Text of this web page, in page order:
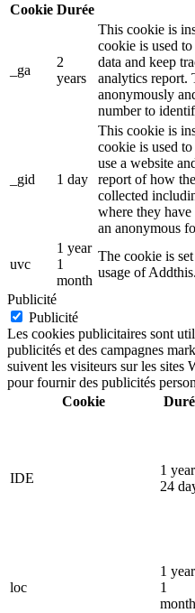
Cookie Durée
_ga
2
years
This cookie is
cookie is used
data and keep
analytics report.
anonymously
number to
_gid 1 day
This cookie is
cookie is used
use a website
report of how
collected
where they
an anonymous
uvc
1 year
1
month
The cookie is
usage of
Publicité
Publicité
Les cookies publicitaires sont
publicités et des campagnes
suivent les visiteurs sur les sites
pour fournir des publicités
Cookie
IDE
1 year
24
loc
1 year
1
month